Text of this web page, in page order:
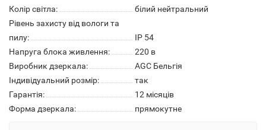
Колір світла:
білий нейтральний
Рівень захисту від вологи та
пилу:
IP 54
Напруга блока живлення:
220 в
Виробник дзеркала:
AGC Бельгія
Індивідуальний розмір:
так
Гарантія:
12 місяців
Форма дзеркала:
прямокутне